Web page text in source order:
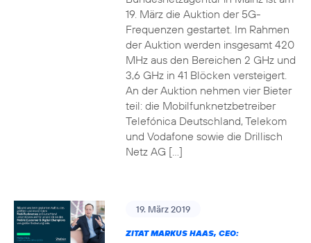
19. März die Auktion der 5G-
Frequenzen gestartet. Im Rahmen
der Auktion werden insgesamt 420
MHz aus den Bereichen 2 GHz und
3,6 GHz in 41 Blöcken versteigert.
An der Auktion nehmen vier Bieter
teil: die Mobilfunknetzbetreiber
Telefónica Deutschland, Telekom
und Vodafone sowie die Drillisch
Netz AG […]
19. März 2019
ZITAT MARKUS HAAS, CEO: